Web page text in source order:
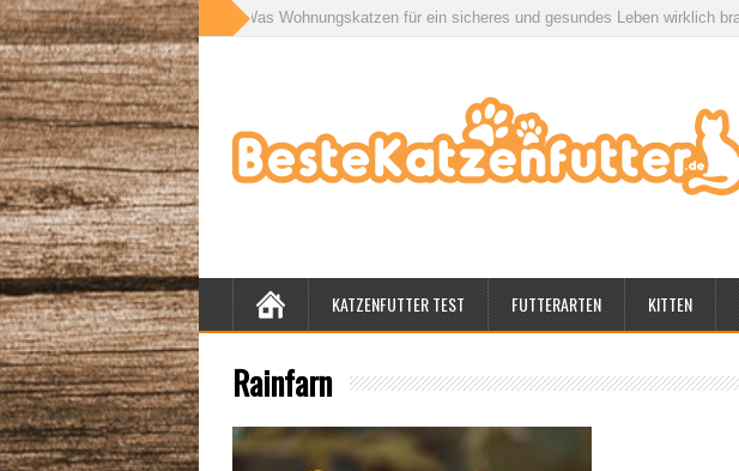
drinnen und draußen: Was Wohnungskatzen für ein sicheres und gesundes Leben wirklich brauchen
KATZENFUTTER TEST FUTTERARTEN KITTEN
Rainfarn